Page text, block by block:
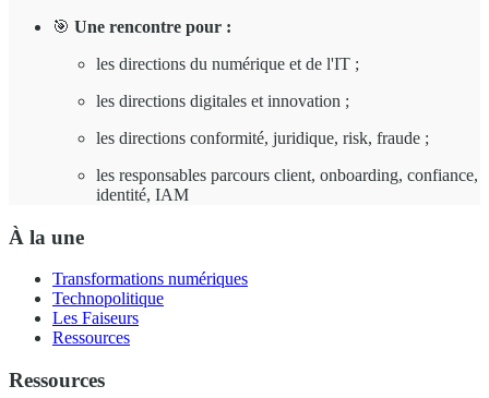
🎯 Une rencontre pour :
les directions du numérique et de l'IT ;
les directions digitales et innovation ;
les directions conformité, juridique, risk, fraude ;
les responsables parcours client, onboarding, confiance,
identité, IAM
À la une
Transformations numériques
Technopolitique
Les Faiseurs
Ressources
Ressources